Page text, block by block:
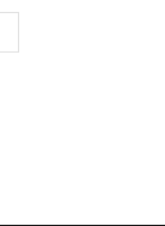
web: